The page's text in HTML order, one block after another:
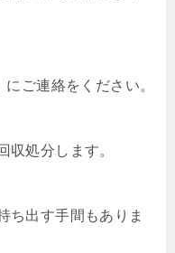
ご連絡をください。
収処分します。
ち出す手間もありま